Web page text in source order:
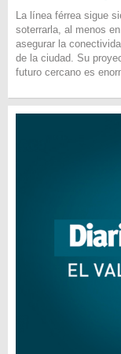
La línea férrea sigue
soterrarla, al menos
asegurar la
de la ciudad. Su
futuro cercano es